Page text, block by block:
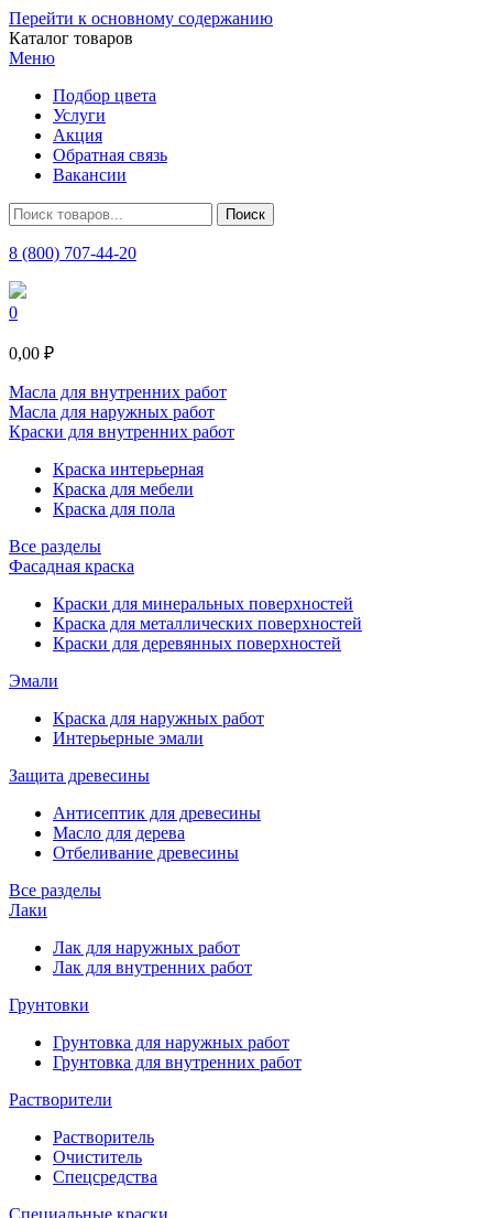
Перейти к основному содержанию
Каталог товаров
Меню
Подбор цвета
Услуги
Акция
Обратная связь
Вакансии
8 (800) 707-44-20
0
0,00 ₽
Масла для внутренних работ
Масла для наружных работ
Краски для внутренних работ
Краска интерьерная
Краска для мебели
Краска для пола
Все разделы
Фасадная краска
Краски для минеральных поверхностей
Краска для металлических поверхностей
Краски для деревянных поверхностей
Эмали
Краска для наружных работ
Интерьерные эмали
Защита древесины
Антисептик для древесины
Масло для дерева
Отбеливание древесины
Все разделы
Лаки
Лак для наружных работ
Лак для внутренних работ
Грунтовки
Грунтовка для наружных работ
Грунтовка для внутренних работ
Растворители
Растворитель
Очиститель
Спецсредства
Специальные краски